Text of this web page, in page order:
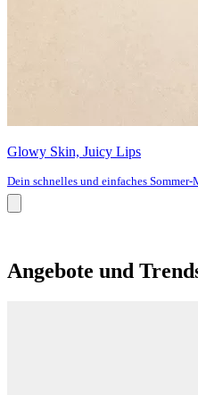
Glowy Skin, Juicy Lips
Dein schnelles und einfaches Sommer-
Angebote und